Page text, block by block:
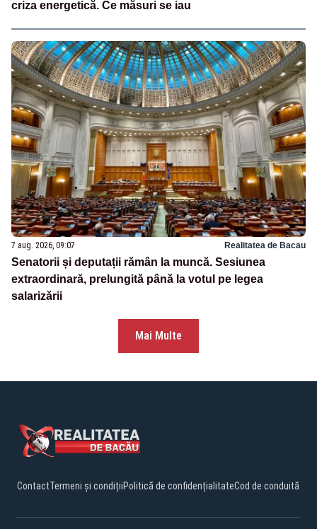
criza energetică. Ce măsuri se iau
7 aug. 2026, 09:07 Realitatea de Bacau
Senatorii și deputații rămân la muncă. Sesiunea
extraordinară, prelungită până la votul pe legea
salarizării
Mai Multe
ContactTermeni și condițiiPolitică de confidențialitateCod de conduită